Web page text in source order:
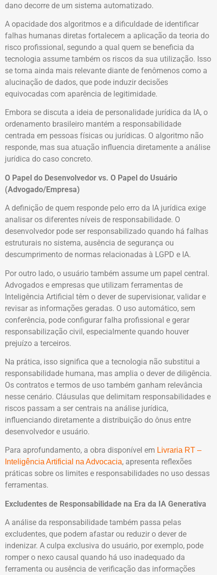
dano decorre de um sistema automatizado.
A opacidade dos algoritmos e a dificuldade de identificar
falhas humanas diretas fortalecem a aplicação da teoria do
risco profissional, segundo a qual quem se beneficia da
tecnologia assume também os riscos da sua utilização. Isso
se torna ainda mais relevante diante de fenômenos como a
alucinação de dados, que pode induzir decisões
equivocadas com aparência de legitimidade.
Embora se discuta a ideia de personalidade jurídica da IA, o
ordenamento brasileiro mantém a responsabilidade
centrada em pessoas físicas ou jurídicas. O algoritmo não
responde, mas sua atuação influencia diretamente a análise
jurídica do caso concreto.
O Papel do Desenvolvedor vs. O Papel do Usuário
(Advogado/Empresa)
A definição de quem responde pelo erro da IA jurídica exige
analisar os diferentes níveis de responsabilidade. O
desenvolvedor pode ser responsabilizado quando há falhas
estruturais no sistema, ausência de segurança ou
descumprimento de normas relacionadas à LGPD e IA.
Por outro lado, o usuário também assume um papel central.
Advogados e empresas que utilizam ferramentas de
Inteligência Artificial têm o dever de supervisionar, validar e
revisar as informações geradas. O uso automático, sem
conferência, pode configurar falha profissional e gerar
responsabilização civil, especialmente quando houver
prejuízo a terceiros.
Na prática, isso significa que a tecnologia não substitui a
responsabilidade humana, mas amplia o dever de diligência.
Os contratos e termos de uso também ganham relevância
nesse cenário. Cláusulas que delimitam responsabilidades e
riscos passam a ser centrais na análise jurídica,
influenciando diretamente a distribuição do ônus entre
desenvolvedor e usuário.
Para aprofundamento, a obra disponível em Livraria RT –
Inteligência Artificial na Advocacia, apresenta reflexões
práticas sobre os limites e responsabilidades no uso dessas
ferramentas.
Excludentes de Responsabilidade na Era da IA Generativa
A análise da responsabilidade também passa pelas
excludentes, que podem afastar ou reduzir o dever de
indenizar. A culpa exclusiva do usuário, por exemplo, pode
romper o nexo causal quando há uso inadequado da
ferramenta ou ausência de verificação das informações